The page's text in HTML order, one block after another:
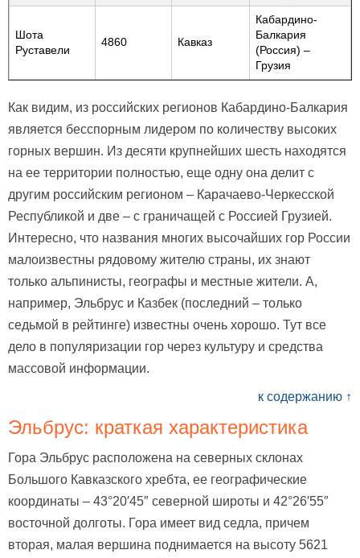
Шота
Руставели
4860 Кавказ
Кабардино-
Балкария
(Россия) –
Грузия
Как видим, из российских регионов Кабардино-Балкария
является бесспорным лидером по количеству высоких
горных вершин. Из десяти крупнейших шесть находятся
на ее территории полностью, еще одну она делит с
другим российским регионом – Карачаево-Черкесской
Республикой и две – с граничащей с Россией Грузией.
Интересно, что названия многих высочайших гор России
малоизвестны рядовому жителю страны, их знают
только альпинисты, географы и местные жители. А,
например, Эльбрус и Казбек (последний – только
седьмой в рейтинге) известны очень хорошо. Тут все
дело в популяризации гор через культуру и средства
массовой информации.
к содержанию ↑
Эльбрус: краткая характеристика
Гора Эльбрус расположена на северных склонах
Большого Кавказского хребта, ее географические
координаты – 43°20′45″ северной широты и 42°26′55″
восточной долготы. Гора имеет вид седла, причем
вторая, малая вершина поднимается на высоту 5621